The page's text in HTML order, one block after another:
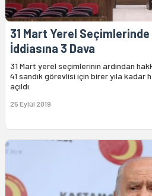
31 Mart Yerel
İddiasına 3 Dava
31 Mart yerel seçimlerinin ardından
41 sandık görevlisi için birer yıla kadar
açıldı.
25 Eylül 2019